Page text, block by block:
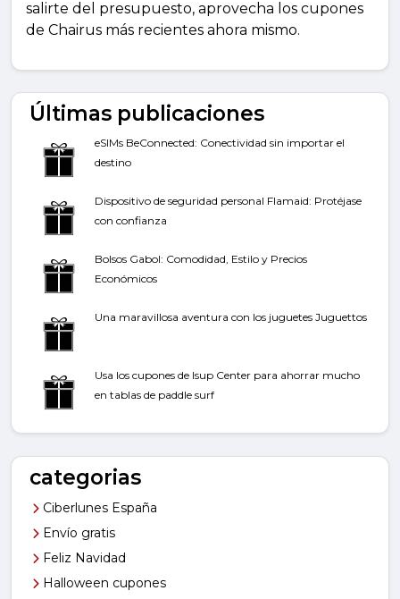
salirte del presupuesto, aprovecha los cupones
de Chairus más recientes ahora mismo.
Últimas publicaciones
eSIMs BeConnected: Conectividad sin importar el
destino
Dispositivo de seguridad personal Flamaid: Protéjase
con confianza
Bolsos Gabol: Comodidad, Estilo y Precios
Económicos
Una maravillosa aventura con los juguetes Juguettos
Usa los cupones de Isup Center para ahorrar mucho
en tablas de paddle surf
categorias
Ciberlunes España
Envío gratis
Feliz Navidad
Halloween cupones